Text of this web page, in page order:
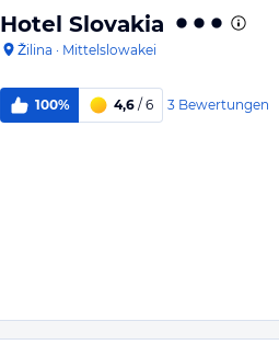
Hotel Slovakia
Žilina · Mittelslowakei
100% 4,6 / 6 3 Bewertungen